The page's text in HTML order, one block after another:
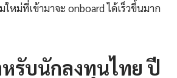
หม่ที่เข้ามาจะ onboard ได้เร็วขึ้นมาก
รับนักลงทุนไทย ปี